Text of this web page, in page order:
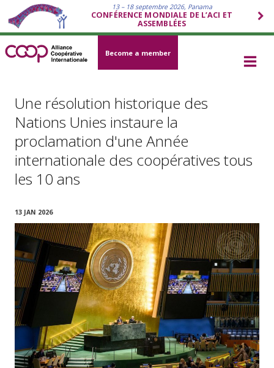
13 – 18 septembre 2026, Panama
CONFÉRENCE MONDIALE DE L’ACI ET
ASSEMBLÉES
Become a member
Une résolution historique des
Nations Unies instaure la
proclamation d'une Année
internationale des coopératives tous
les 10 ans
13 JAN 2026